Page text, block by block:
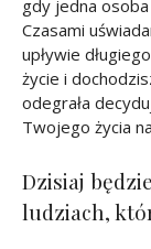
gdy jedna osoba
Czasami
upływie
życie i
odegrała
Twojego życia
Dzisiaj
ludziach,